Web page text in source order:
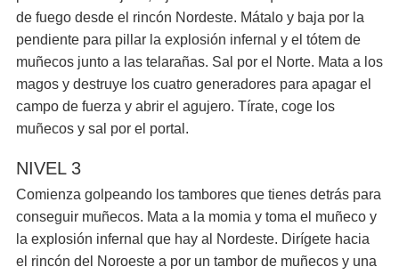
de fuego desde el rincón Nordeste. Mátalo y baja por la
pendiente para pillar la explosión infernal y el tótem de
muñecos junto a las telarañas. Sal por el Norte. Mata a los
magos y destruye los cuatro generadores para apagar el
campo de fuerza y abrir el agujero. Tírate, coge los
muñecos y sal por el portal.
NIVEL 3
Comienza golpeando los tambores que tienes detrás para
conseguir muñecos. Mata a la momia y toma el muñeco y
la explosión infernal que hay al Nordeste. Dirígete hacia
el rincón del Noroeste a por un tambor de muñecos y una